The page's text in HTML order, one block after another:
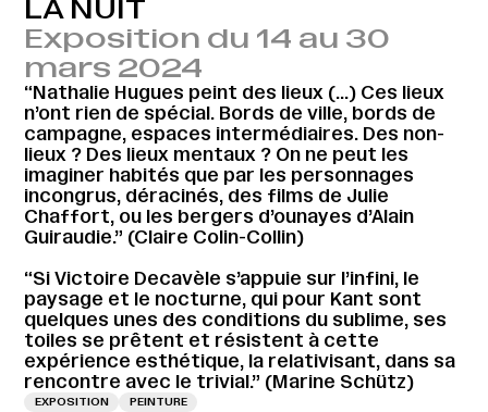
LA NUIT
Exposition du 14 au 30
mars 2024
“Nathalie Hugues peint des lieux (…) Ces lieux
n’ont rien de spécial. Bords de ville, bords de
campagne, espaces intermédiaires. Des non-
lieux ? Des lieux mentaux ? On ne peut les
imaginer habités que par les personnages
incongrus, déracinés, des films de Julie
Chaffort, ou les bergers d’ounayes d’Alain
Guiraudie.” (Claire Colin-Collin)
“Si Victoire Decavèle s’appuie sur l’infini, le
paysage et le nocturne, qui pour Kant sont
quelques unes des conditions du sublime, ses
toiles se prêtent et résistent à cette
expérience esthétique, la relativisant, dans sa
rencontre avec le trivial.” (Marine Schütz)
EXPOSITION PEINTURE